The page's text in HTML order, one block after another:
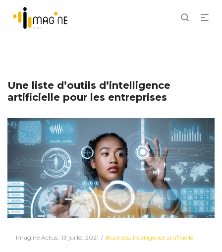
Une liste d’outils d’intelligence
artificielle pour les entreprises
Imagine Actus Posted
13 juillet 2021
Posted
Business Intelligence artificielle